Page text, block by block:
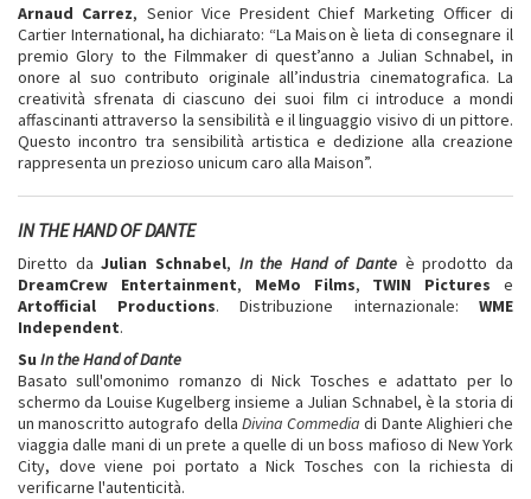
Arnaud Carrez, Senior Vice President Chief Marketing Officer di
Cartier International, ha dichiarato: “La Maison è lieta di consegnare il
premio Glory to the Filmmaker di quest’anno a Julian Schnabel, in
onore al suo contributo originale all’industria cinematografica. La
creatività sfrenata di ciascuno dei suoi film ci introduce a mondi
affascinanti attraverso la sensibilità e il linguaggio visivo di un pittore.
Questo incontro tra sensibilità artistica e dedizione alla creazione
rappresenta un prezioso unicum caro alla Maison”.
IN THE HAND OF DANTE
Diretto daJulian Schnabel, In the Hand of Dante è prodotto da
DreamCrew Entertainment, MeMo Films, TWIN Pictures e
Artofficial Productions. Distribuzione internazionale: WME
Independent.
Su In the Hand of Dante
Basato sull'omonimo romanzo di Nick Tosches e adattato per lo
schermo da Louise Kugelberg insieme a Julian Schnabel, è la storia di
un manoscritto autografo della Divina Commedia di Dante Alighieri che
viaggia dalle mani di un prete a quelle di un boss mafioso di New York
City, dove viene poi portato a Nick Tosches con la richiesta di
verificarne l'autenticità.